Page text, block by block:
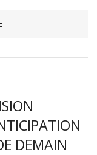
DEMAIN